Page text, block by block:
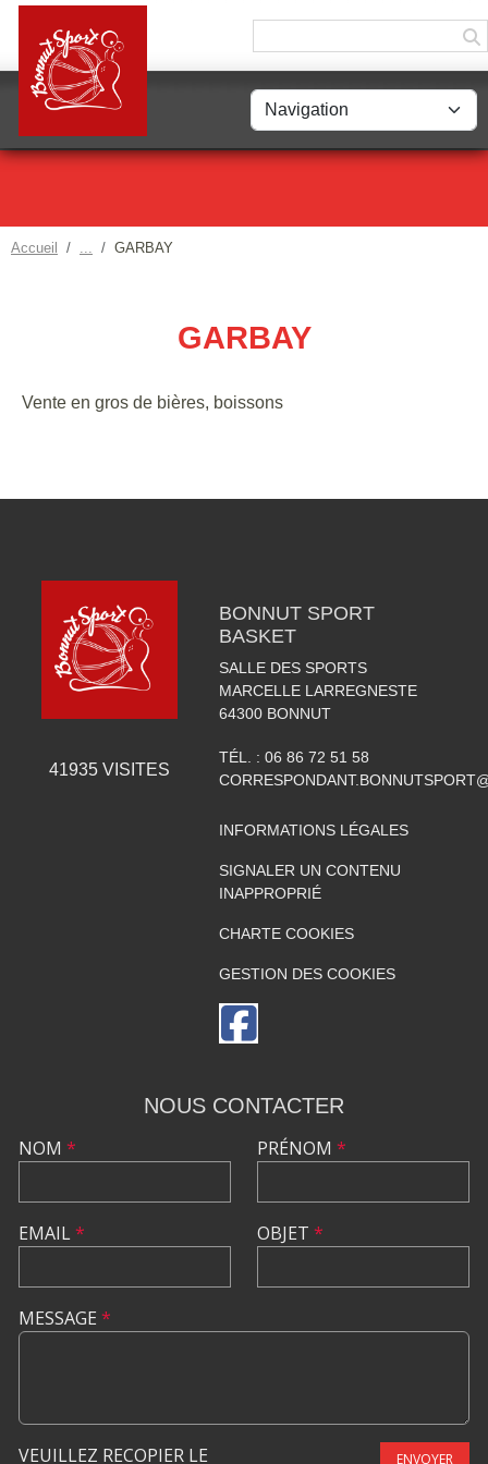
Accueil GARBAY
GARBAY
Vente en gros de bières, boissons
41935VISITES
BONNUT SPORT
BASKET
SALLE DES SPORTS
MARCELLE LARREGNESTE
64300 BONNUT
TÉL. : 06 86 72 51 58
INFORMATIONS LÉGALES
SIGNALER UN CONTENU
INAPPROPRIÉ
CHARTE COOKIES
GESTION DES COOKIES
NOUS CONTACTER
NOM *
EMAIL*
PRÉNOM *
OBJET *
MESSAGE *
VEUILLEZ RECOPIER LE ENVOYER